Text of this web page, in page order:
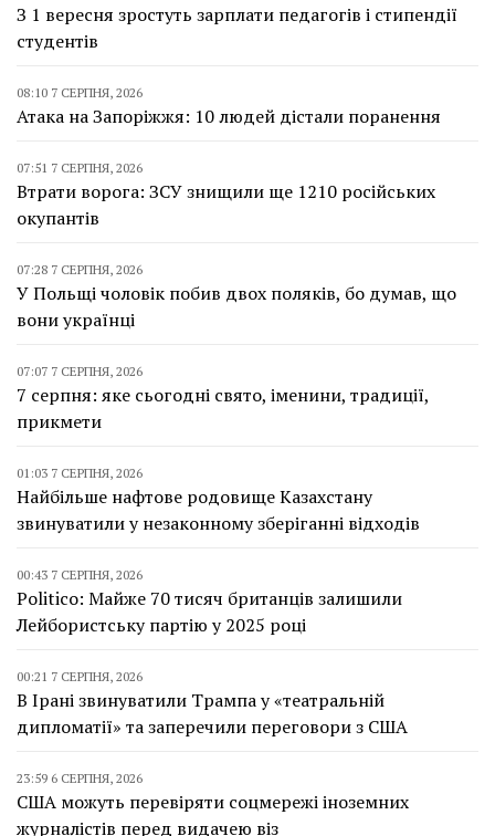
З 1 вересня зростуть зарплати педагогів і стипендії
студентів
08:10 7 СЕРПНЯ, 2026
Атака на Запоріжжя: 10 людей дістали поранення
07:51 7 СЕРПНЯ, 2026
Втрати ворога: ЗСУ знищили ще 1210 російських
окупантів
07:28 7 СЕРПНЯ, 2026
У Польщі чоловік побив двох поляків, бо думав, що
вони українці
07:07 7 СЕРПНЯ, 2026
7 серпня: яке сьогодні свято, іменини, традиції,
прикмети
01:03 7 СЕРПНЯ, 2026
Найбільше нафтове родовище Казахстану
звинуватили у незаконному зберіганні відходів
00:43 7 СЕРПНЯ, 2026
Politico: Майже 70 тисяч британців залишили
Лейбористську партію у 2025 році
00:21 7 СЕРПНЯ, 2026
В Ірані звинуватили Трампа у «театральній
дипломатії» та заперечили переговори з США
23:59 6 СЕРПНЯ, 2026
США можуть перевіряти соцмережі іноземних
журналістів перед видачею віз